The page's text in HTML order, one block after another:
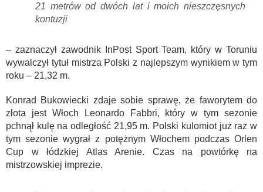
21 metrów od dwóch lat i moich nieszczęsnych
kontuzji
– zaznaczył zawodnik InPost Sport Team, który w Toruniu
wywalczył tytuł mistrza Polski z najlepszym wynikiem w tym
roku – 21,32 m.
Konrad Bukowiecki zdaje sobie sprawę, że faworytem do
złota jest Włoch Leonardo Fabbri, który w tym sezonie
pchnął kulę na odległość 21,95 m. Polski kulomiot już raz w
tym sezonie wygrał z potężnym Włochem podczas Orlen
Cup w łódzkiej Atlas Arenie. Czas na powtórkę na
mistrzowskiej imprezie.